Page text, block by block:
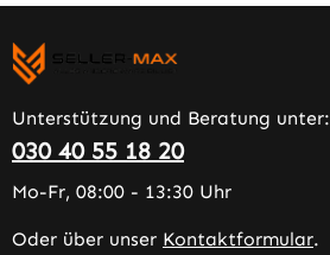
Unterstützung und Beratung unter:
030 40 55 18 20
Mo-Fr, 08:00 - 13:30 Uhr
Oder über unser Kontaktformular.